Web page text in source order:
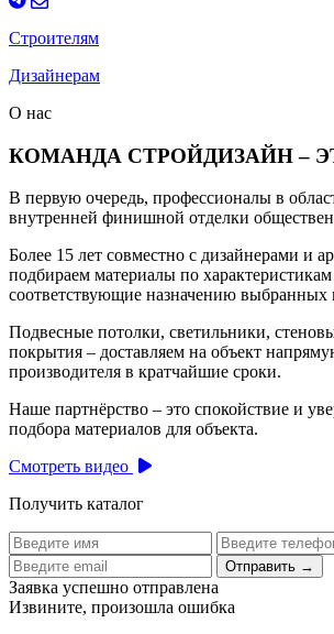
Строителям
Дизайнерам
О нас
КОМАНДА СТРОЙДИЗАЙН –
В первую очередь, профессионалы в
внутренней финишной отделки
Более 15 лет совместно с дизайнерами и
подбираем материалы по
соответствующие назначению
Подвесные потолки, светильники,
покрытия – доставляем на объект
производителя в кратчайшие сроки.
Наше партнёрство – это спокойствие и
подбора материалов для объекта.
Смотреть видео
Получить каталог
Отправить →
Заявка успешно отправлена
Извините, произошла ошибка